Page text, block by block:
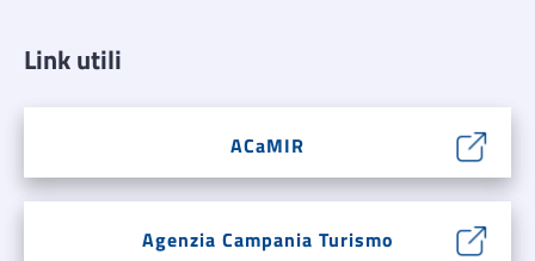
Link utili
ACaMIR
Agenzia Campania Turismo